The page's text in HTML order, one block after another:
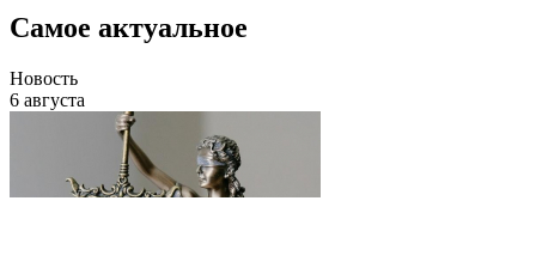
Самое актуальное
Новость
6 августа